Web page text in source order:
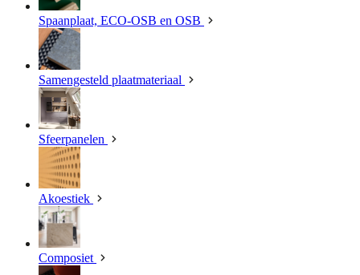
Spaanplaat, ECO-OSB en OSB
Samengesteld plaatmateriaal
Sfeerpanelen
Akoestiek
Composiet